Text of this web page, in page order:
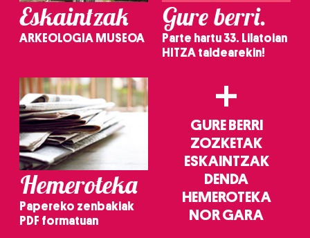
Eskaintzak
ARKEOLOGIA MUSEOA
Gure berri.
Parte hartu 33. Lilatoian
HITZA taldearekin!
Hemeroteka
Papereko zenbakiak
PDF formatuan
+
GURE BERRI
ZOZKETAK
ESKAINTZAK
DENDA
HEMEROTEKA
NOR GARA